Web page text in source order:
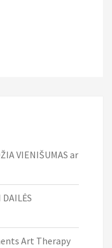
VIENIŠUMAS ar
Art Therapy